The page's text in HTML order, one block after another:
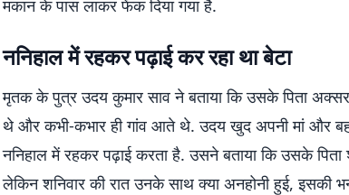
मकान के पास लाकर फेंक दिया गया है.
ननिहाल में रहकर पढ़ाई कर रहा था बेटा
मृतक के पुत्र उदय कुमार साव ने बताया कि उसके पिता
थे और कभी-कभार ही गांव आते थे. उदय खुद अपनी मां और
ननिहाल में रहकर पढ़ाई करता है. उसने बताया कि उसके पिता
लेकिन शनिवार की रात उनके साथ क्या अनहोनी हुई, इसकी